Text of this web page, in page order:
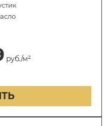
руб./м²